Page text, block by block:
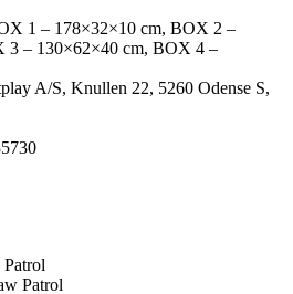
1 – 178×32×10 cm, BOX 2 –
3 – 130×62×40 cm, BOX 4 –
A/S, Knullen 22, 5260 Odense S,